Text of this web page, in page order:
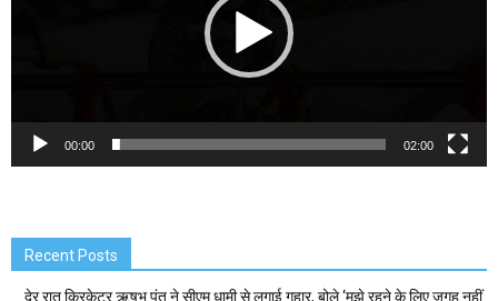
00:00 02:00
Recent Posts
देर रात क्रिकेटर ऋषभ पंत ने सीएम धामी से लगाई गुहार, बोले ‘मुझे रहने के लिए जगह नहीं